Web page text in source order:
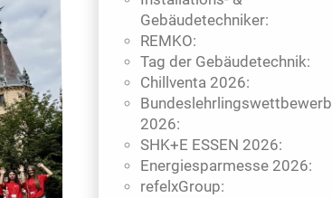
Gebäudetechniker:
REMKO:
Tag der Gebäudetechnik:
Chillventa 2026:
Bundeslehrlingswettbewerb
2026:
SHK+E ESSEN 2026:
Energiesparmesse 2026:
refelxGroup: